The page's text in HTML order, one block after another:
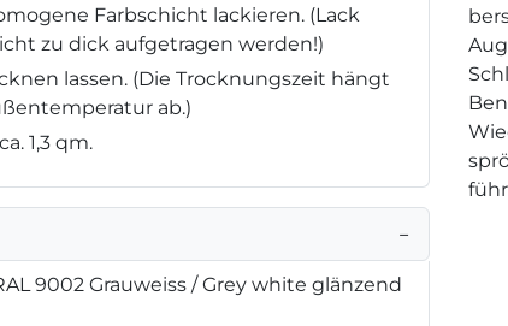
Farbschicht lackieren. (Lack
zu dick aufgetragen werden!)
lassen. (Die Trocknungszeit hängt
ab.)
1,3 qm.
−
9002 Grauweiss / Grey white glänzend